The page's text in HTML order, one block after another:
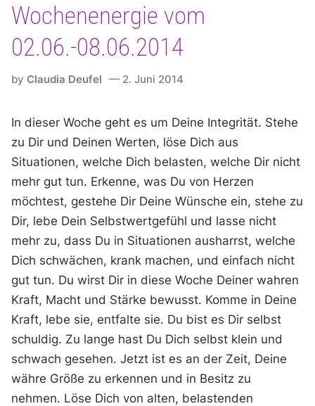
s
t
e
d
n
Wochenenergie vom
02.06.-08.06.2014
byClaudia Deufel 2. Juni 2014
In dieser Woche geht es um Deine Integrität. Stehe
zu Dir und Deinen Werten, löse Dich aus
Situationen, welche Dich belasten, welche Dir nicht
mehr gut tun. Erkenne, was Du von Herzen
möchtest, gestehe Dir Deine Wünsche ein, stehe zu
Dir, lebe Dein Selbstwertgefühl und lasse nicht
mehr zu, dass Du in Situationen ausharrst, welche
Dich schwächen, krank machen, und einfach nicht
gut tun. Du wirst Dir in diese Woche Deiner wahren
Kraft, Macht und Stärke bewusst. Komme in Deine
Kraft, lebe sie, entfalte sie. Du bist es Dir selbst
schuldig. Zu lange hast Du Dich selbst klein und
schwach gesehen. Jetzt ist es an der Zeit, Deine
währe Größe zu erkennen und in Besitz zu
nehmen. Löse Dich von alten, belastenden